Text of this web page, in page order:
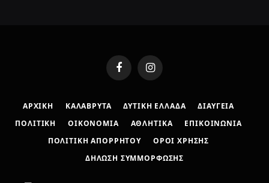
FacebookInstagram
ΑΡΧΙΚΉ ΚΑΛΆΒΡΥΤΑ ΔΥΤΙΚΉ ΕΛΛΆΔΑ ΔΙΑΎΓΕΙΑ
ΠΟΛΙΤΙΚΉ ΟΙΚΟΝΟΜΊΑ ΑΘΛΗΤΙΚΆ ΕΠΙΚΟΙΝΩΝΊΑ
ΠΟΛΙΤΙΚΉ ΑΠΟΡΡΉΤΟΥ ΌΡΟΙ ΧΡΉΣΗΣ
ΔΉΛΩΣΗ ΣΥΜΜΌΡΦΩΣΗΣ